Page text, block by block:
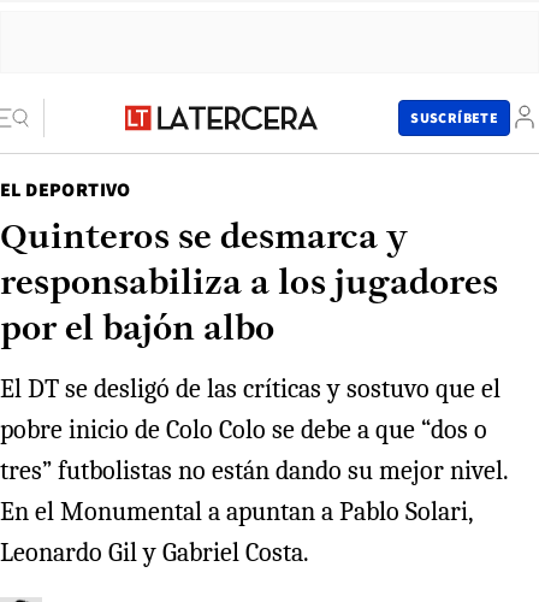
SUSCRÍBETE
EL DEPORTIVO
Quinteros se desmarca y
responsabiliza a los jugadores
por el bajón albo
El DT se desligó de las críticas y sostuvo que el
pobre inicio de Colo Colo se debe a que “dos o
tres” futbolistas no están dando su mejor nivel.
En el Monumental a apuntan a Pablo Solari,
Leonardo Gil y Gabriel Costa.